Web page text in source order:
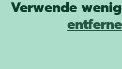
Verwende